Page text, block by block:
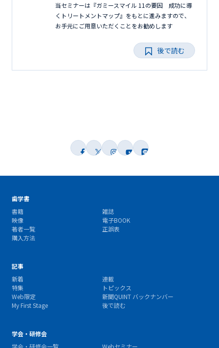
当セミナーは『ガミースマイル 11の要因 成功に導
くトリートメントマップ』をもとに進みますので、
お手元にご用意いただくことをお勧めします
後で読む
歯学書
書籍
雑誌
映像
電子BOOK
著者一覧
正誤表
購入方法
記事
新着
連載
特集
トピックス
Web限定
新聞QUINT バックナンバー
My First Stage
後で読む
学会・研修会
学会・研修会一覧
Webセミナー